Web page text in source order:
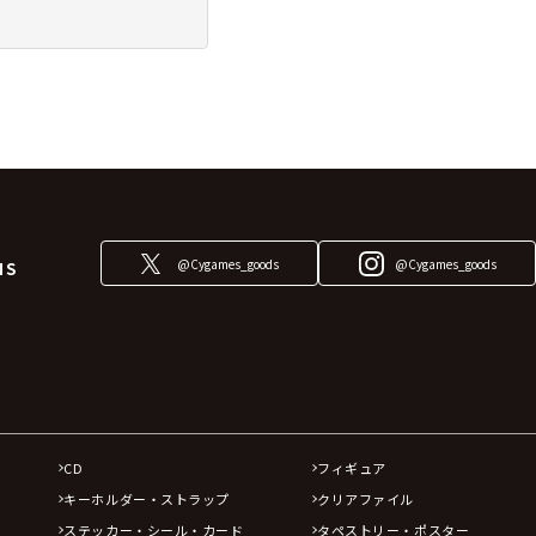
@Cygames_goods @Cygames_goods
CD
フィギュア
キーホルダー・ストラップ
クリアファイル
ステッカー・シール・カード タペストリー・ポスター